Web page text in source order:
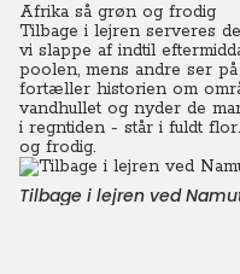
Afrika så grøn og frodig
Tilbage i lejren serveres
vi slappe af indtil
poolen, mens andre ser
fortæller historien om
vandhullet og nyder de
i regntiden - står i fuldt
og frodig.
Tilbage i lejren ved